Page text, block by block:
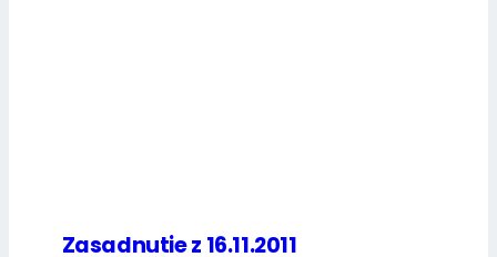
Zasadnutie z 16.11.2011